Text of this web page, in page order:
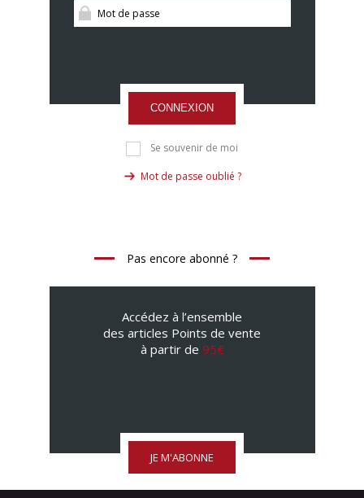
CONNEXION
Se souvenir de moi
Mot de passe oublié ?
Pas encore abonné ?
Accédez à l’ensemble
des articles Points de vente
à partir de 95€
JE M'ABONNE